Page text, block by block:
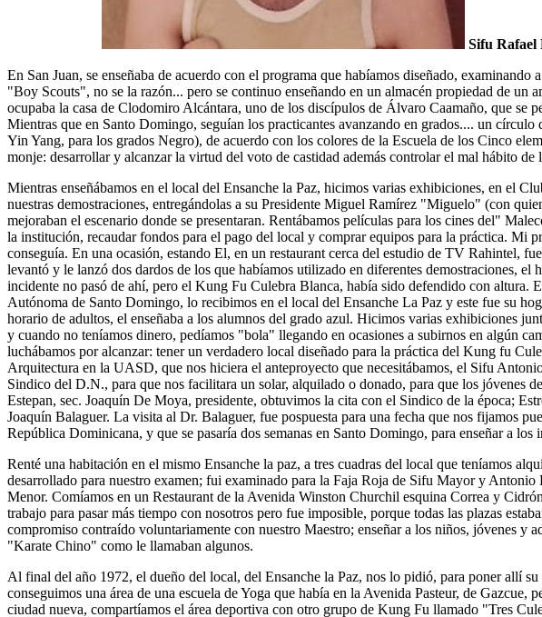
Sifu Rafael
En San Juan, se enseñaba de acuerdo con el programa que habíamos diseñado,
"Boy Scouts", no se la razón... pero se continuo enseñando en un almacén propiedad de
ocupaba la casa de Clodomiro Alcántara, uno de los discípulos de Álvaro Caamaño, que se
Mientras que en Santo Domingo, seguían los practicantes avanzando en grados.... un
Yin Yang, para los grados Negro), de acuerdo con los colores de la Escuela de los Cinco
monje: desarrollar y alcanzar la virtud del voto de castidad además controlar el mal hábito de
Mientras enseñábamos en el local del Ensanche la Paz, hicimos varias exhibiciones, en el
nuestras demostraciones, entregándolas a su Presidente Miguel Ramírez "Miguelo" (con
mejoraban el escenario donde se presentaran. Rentábamos películas para los cines del"
la institución, recaudar fondos para el pago del local y comprar equipos para la práctica. Mi
conseguía. En una ocasión, estando El, en un restaurant cerca del estudio de TV Rahintel,
levantó y le lanzó dos dardos de los que habíamos utilizado en diferentes demostraciones,
incidente no pasó de ahí, pero el Kung Fu Culebra Blanca, había sido defendido con
Autónoma de Santo Domingo, lo recibimos en el local del Ensanche La Paz y este fue su
horario de adultos, el enseñaba a los alumnos del grado azul. Hicimos varias exhibiciones
y cuando no teníamos dinero, pedíamos "bola" llegando en ocasiones a subirnos en algún
luchábamos por alcanzar: tener un verdadero local diseñado para la práctica del Kung fu
Arquitectura en la UASD, que nos hiciera el anteproyecto que necesitábamos, el Sifu
Sindico del D.N., para que nos facilitara un solar, alquilado o donado, para que los
Estepan, sec. Joaquín De Moya, presidente, obtuvimos la cita con el Sindico de la época;
Joaquín Balaguer. La visita al Dr. Balaguer, fue pospuesta para una fecha que nos fijamos
República Dominicana, y que se pasaría dos semanas en Santo Domingo, para enseñar a
Renté una habitación en el mismo Ensanche la paz, a tres cuadras del local que teníamos
desarrollado para nuestro examen; fui examinado para la Faja Roja de Sifu Mayor y
Menor. Comíamos en un Restaurant de la Avenida Winston Churchil esquina Correa y
trabajo para pasar más tiempo con nosotros pero fue imposible, porque todas las plazas
compromiso contraído voluntariamente con nuestro Maestro; enseñar a los niños, jóvenes
"Karate Chino" como le llamaban algunos.
Al final del año 1972, el dueño del local, del Ensanche la Paz, nos lo pidió, para poner allí
conseguimos una área de una escuela de Yoga que había en la Avenida Pasteur, de
ciudad nueva, compartíamos el área deportiva con otro grupo de Kung Fu llamado "Tres